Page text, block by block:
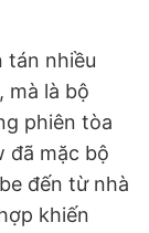
tán nhiều
mà là bộ
phiên tòa
đã mặc bộ
đến từ nhà
khiến